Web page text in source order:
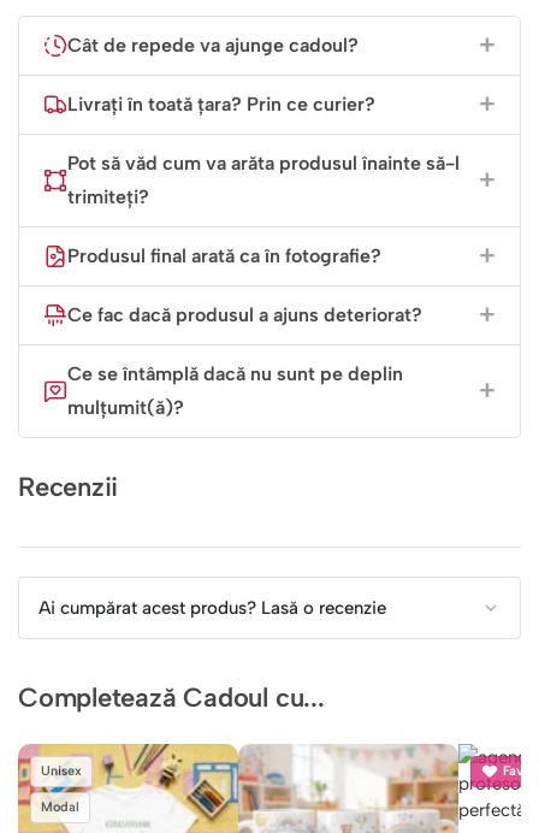
Cât de repede va ajunge cadoul?
Livrați în toată țara? Prin ce curier?
Pot să văd cum va arăta produsul înainte să-l
trimiteți?
Produsul final arată ca în fotografie?
Ce fac dacă produsul a ajuns deteriorat?
Ce se întâmplă dacă nu sunt pe deplin
mulțumit(ă)?
Recenzii
Ai cumpărat acest produs? Lasă o recenzie
Completează Cadoul cu...
Unisex
Modal